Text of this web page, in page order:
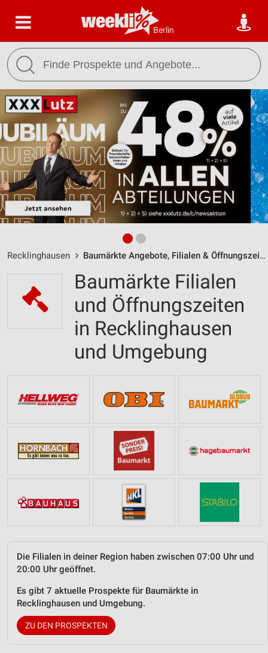
Berlin
Recklinghausen Baumärkte Angebote, Filialen & Öffnungszeiten
Baumärkte Filialen
und Öffnungszeiten
in Recklinghausen
und Umgebung
Die Filialen in deiner Region haben zwischen 07:00 Uhr und
20:00 Uhr geöffnet.
Es gibt 7 aktuelle Prospekte für Baumärkte in
Recklinghausen und Umgebung.
ZU DEN PROSPEKTEN